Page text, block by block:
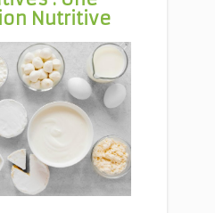
Nutritive
Équilibrés et Savoureux